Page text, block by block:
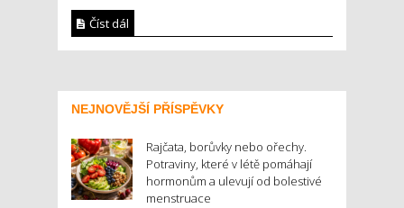
Číst dál
NEJNOVĚJŠÍ PŘÍSPĚVKY
Rajčata, borůvky nebo ořechy.
Potraviny, které v létě pomáhají
hormonům a ulevují od bolestivé
menstruace